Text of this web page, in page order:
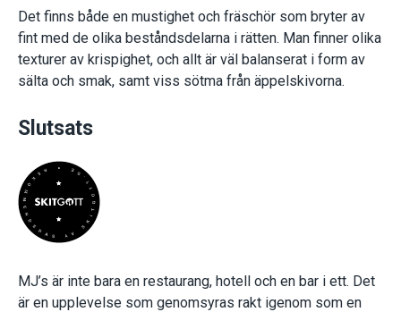
Det finns både en mustighet och fräschör som bryter av
fint med de olika beståndsdelarna i rätten. Man finner olika
texturer av krispighet, och allt är väl balanserat i form av
sälta och smak, samt viss sötma från äppelskivorna.
Slutsats
MJ’s är inte bara en restaurang, hotell och en bar i ett. Det
är en upplevelse som genomsyras rakt igenom som en